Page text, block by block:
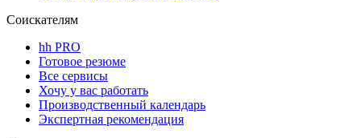
Соискателям
hh PRO
Готовое резюме
Все сервисы
Хочу у вас работать
Производственный календарь
Экспертная рекомендация